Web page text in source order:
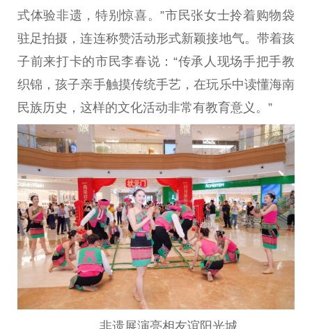
式体验非遗，特别惊喜。”市民张女士拎着购物袋
驻足拍摄，连连称赞活动形式新颖接地气。带着孩
子前来打卡的市民李春说：“传承人现场手把手教
织锦，孩子亲手触摸传统手艺，在玩乐中读懂海南
民族历史，这样的文化活动非常有教育意义。”
非遗展演亮相友谊阳光城